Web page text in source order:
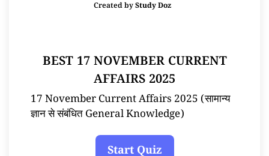
Created byStudy Doz
BEST 17 NOVEMBER CURRENT
AFFAIRS 2025
17 November Current Affairs 2025 (सामान्य
ज्ञान से संबंधित General Knowledge)